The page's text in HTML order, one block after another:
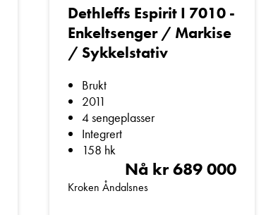
Dethleffs Espirit I 7010 -
Enkeltsenger / Markise
/ Sykkelstativ
Brukt
2011
4 sengeplasser
Integrert
158 hk
Nå kr 689 000
Kroken Åndalsnes